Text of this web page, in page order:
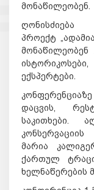
მონაწილეობენ.
ღონისძიება
პროექტ
მონაწილეობენ
ექსპერტები.
დაცვის,
საკითხები.
მარია
ქართულ
ხელნაწერების